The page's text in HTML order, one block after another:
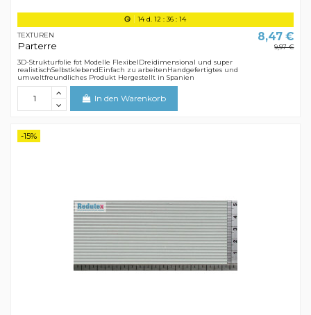
14d. 12 :36 :13
TEXTUREN
Parterre
8,47 €
9,97 €
3D-Strukturfolie fot Modelle FlexibelDreidimensional und super
realistischSelbstklebendEinfach zu arbeitenHandgefertigtes und
umweltfreundliches Produkt Hergestellt in Spanien
In den Warenkorb
-15%